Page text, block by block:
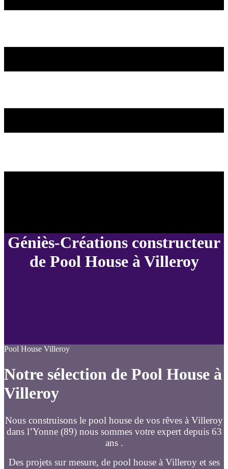
Géniès-Créations constructeur
de Pool House à Villeroy
Pool House Villeroy
Notre sélection de Pool House à
Villeroy
Nous construisons le pool house de vos rêves à Villeroy
dans l’Yonne (89) nous sommes votre expert depuis 63
ans .
Des projets sur mesure, de pool house à Villeroy et ses